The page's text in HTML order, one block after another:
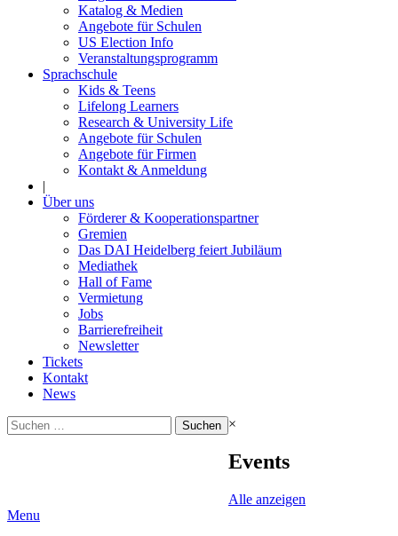
Katalog & Medien
Angebote für Schulen
US Election Info
Veranstaltungsprogramm
Sprachschule
Kids & Teens
Lifelong Learners
Research & University Life
Angebote für Schulen
Angebote für Firmen
Kontakt & Anmeldung
|
Über uns
Förderer & Kooperationspartner
Gremien
Das DAI Heidelberg feiert Jubiläum
Mediathek
Hall of Fame
Vermietung
Jobs
Barrierefreiheit
Newsletter
Tickets
Kontakt
News
Suchen
nach:
×
Events
Alle anzeigen
Menu